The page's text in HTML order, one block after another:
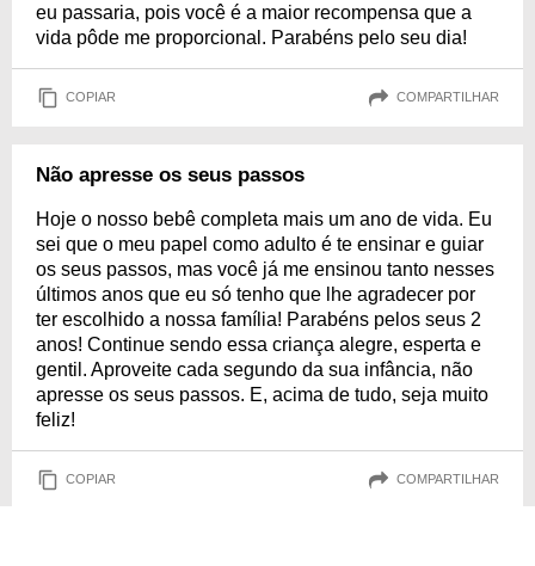
eu passaria, pois você é a maior recompensa que a
vida pôde me proporcional. Parabéns pelo seu dia!
COPIAR COMPARTILHAR
Não apresse os seus passos
Hoje o nosso bebê completa mais um ano de vida. Eu
sei que o meu papel como adulto é te ensinar e guiar
os seus passos, mas você já me ensinou tanto nesses
últimos anos que eu só tenho que lhe agradecer por
ter escolhido a nossa família! Parabéns pelos seus 2
anos! Continue sendo essa criança alegre, esperta e
gentil. Aproveite cada segundo da sua infância, não
apresse os seus passos. E, acima de tudo, seja muito
feliz!
COPIAR COMPARTILHAR